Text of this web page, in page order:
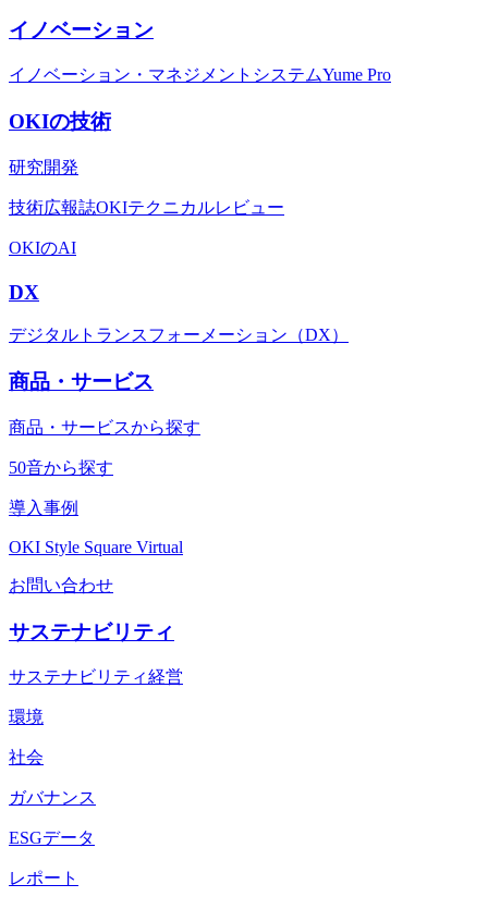
イノベーション
イノベーション・マネジメントシステムYume Pro
OKIの技術
研究開発
技術広報誌OKIテクニカルレビュー
OKIのAI
DX
デジタルトランスフォーメーション（DX）
商品・サービス
商品・サービスから探す
50音から探す
導入事例
OKI Style Square Virtual
お問い合わせ
サステナビリティ
サステナビリティ経営
環境
社会
ガバナンス
ESGデータ
レポート